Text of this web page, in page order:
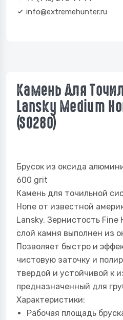
info@extremehunter.ru
Камень Для
Lansky Medium
(S0280)
Брусок из оксида
600 grit
Камень для точильной
Hone от известной
Lansky. Зернистость Fine
слой камня выполнен из
Позволяет быстро и
чистовую заточку и
твердой и устойчивой к
предназначенный для
Характеристики:
Рабочая площадь